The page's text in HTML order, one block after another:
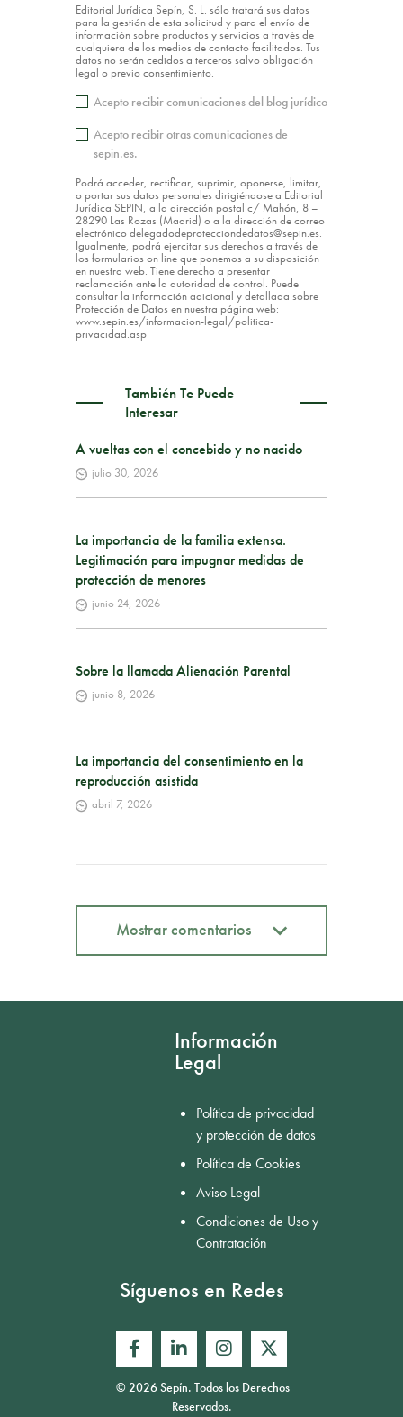
Editorial Jurídica Sepín, S. L. sólo tratará sus datos
para la gestión de esta solicitud y para el envío de
información sobre productos y servicios a través de
cualquiera de los medios de contacto facilitados. Tus
datos no serán cedidos a terceros salvo obligación
legal o previo consentimiento.
Acepto recibir comunicaciones del blog jurídico
Acepto recibir otras comunicaciones de
sepin.es.
Podrá acceder, rectificar, suprimir, oponerse, limitar,
o portar sus datos personales dirigiéndose a Editorial
Jurídica SEPIN, a la dirección postal c/ Mahón, 8 –
28290 Las Rozas (Madrid) o a la dirección de correo
electrónico delegadodeprotecciondedatos@sepin.es.
Igualmente, podrá ejercitar sus derechos a través de
los formularios on line que ponemos a su disposición
en nuestra web. Tiene derecho a presentar
reclamación ante la autoridad de control. Puede
consultar la información adicional y detallada sobre
Protección de Datos en nuestra página web:
www.sepin.es/informacion-legal/politica-
privacidad.asp
También Te Puede
Interesar
A vueltas con el concebido y no nacido
julio 30, 2026
La importancia de la familia extensa.
Legitimación para impugnar medidas de
protección de menores
junio 24, 2026
Sobre la llamada Alienación Parental
junio 8, 2026
La importancia del consentimiento en la
reproducción asistida
abril 7, 2026
Mostrar comentarios
Información
Legal
Política de privacidad
y protección de datos
Política de Cookies
Aviso Legal
Condiciones de Uso y
Contratación
Síguenos en Redes
© 2026 Sepín. Todos los Derechos
Reservados.